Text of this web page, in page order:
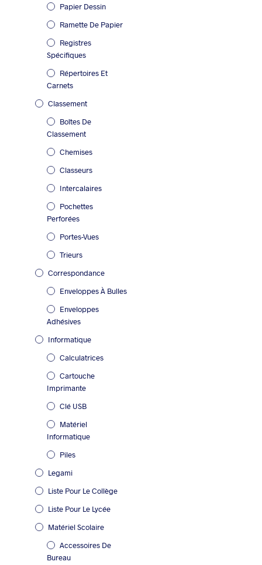
Papier Dessin
Ramette De Papier
Registres
Spécifiques
Répertoires Et
Carnets
Classement
Boîtes De
Classement
Chemises
Classeurs
Intercalaires
Pochettes
Perforées
Portes-Vues
Trieurs
Correspondance
Enveloppes À Bulles
Enveloppes
Adhésives
Informatique
Calculatrices
Cartouche
Imprimante
Clé USB
Matériel
Informatique
Piles
Legami
Liste Pour Le Collège
Liste Pour Le Lycée
Matériel Scolaire
Accessoires De
Bureau